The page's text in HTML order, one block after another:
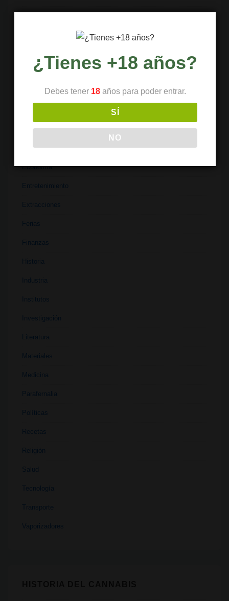
Cultivo
Dispensario
Dispositivos
Economía
Entretenimiento
Extracciones
Ferias
Finanzas
Historia
Industria
Institutos
Investigación
Literatura
Materiales
Medicina
Parafernalia
Políticas
Recetas
Religión
Salud
Tecnología
Transporte
Vaporizadores
¿Tienes +18 años?
Debes tener 18años para poder entrar.
SÍ
NO